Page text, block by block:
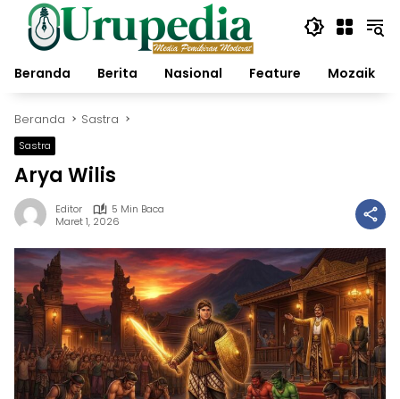
Langsung
konten
Beranda
Berita Nasional Feature Mozaik
Beranda Sastra
Sastra
Arya Wilis
Editor
5 Min Baca
Maret 1, 2026